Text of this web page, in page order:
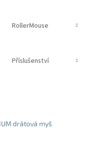
RollerMouse
Příslušenství
drátová myš